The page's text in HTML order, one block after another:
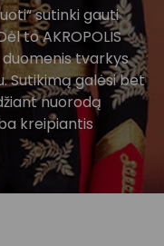
sutinki gauti
to AKROPOLIS
duomenis tvarkys
Sutikimą galėsi bet
nuorodą
kreipiantis